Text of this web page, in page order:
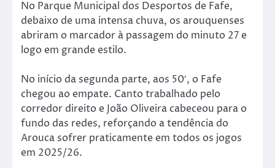
No Parque Municipal dos Desportos de Fafe,
debaixo de uma intensa chuva, os arouquenses
abriram o marcador à passagem do minuto 27 e
logo em grande estilo.
No início da segunda parte, aos 50′, o Fafe
chegou ao empate. Canto trabalhado pelo
corredor direito e João Oliveira cabeceou para o
fundo das redes, reforçando a tendência do
Arouca sofrer praticamente em todos os jogos
em 2025/26.